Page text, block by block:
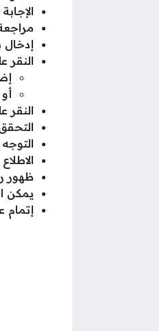
إدخال
النقر
النقر
ظهور
يمكن
إتمام